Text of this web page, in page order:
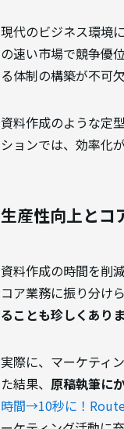
現代のビジネス環境
の速い市場で競争優
る体制の構築が不可欠
資料作成のような定
ションでは、効率化
生産性向上とコ
資料作成の時間を削
コア業務に振り分けら
ることも珍しくありま
実際に、マーケティ
た結果、 原稿執筆に
時間→10秒に！